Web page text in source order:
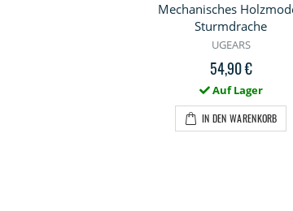
Mechanisches
Sturmdrache
UGEARS
54,90 €
Auf Lager
IN DEN WARENKORB